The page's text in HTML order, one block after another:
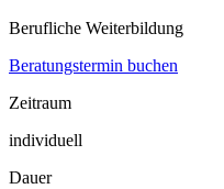
Berufliche Weiterbildung
Beratungstermin buchen
Zeitraum
individuell
Dauer